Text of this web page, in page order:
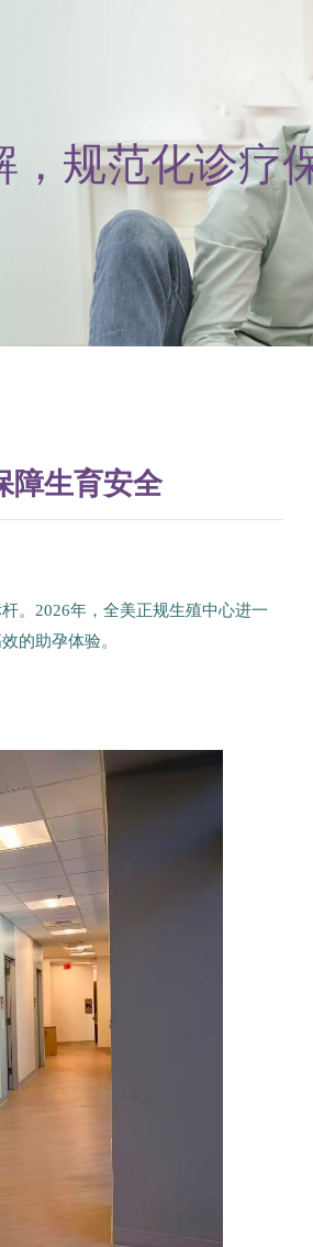
，规范化诊疗
障生育安全
。2026年，全美正规生殖中心进一
的助孕体验。